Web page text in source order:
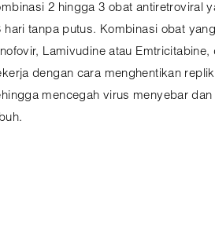
2 hingga 3 obat antiretroviral
hari tanpa putus. Kombinasi obat
Lamivudine atau
dengan cara menghentikan
mencegah virus menyebar